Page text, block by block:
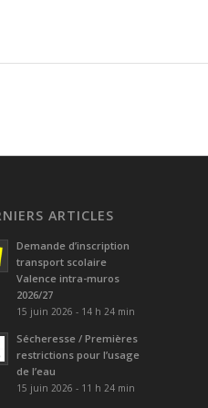
ARTICLES
Demande d’inscription
transport scolaire
Valence intra-muros
2026/27
15 juin 2026 - 14 h 24 min
Sécheresse / Premières
restrictions pour l’usage
de l’eau
15 juin 2026 - 11 h 24 min